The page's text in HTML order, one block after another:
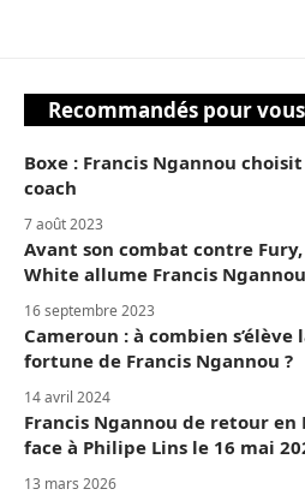
Recommandés pour vous
Boxe : Francis Ngannou
coach
7 août 2023
Avant son combat contre Fury,
White allume Francis Ngannou
16 septembre 2023
Cameroun : à combien s’élève
fortune de Francis Ngannou ?
14 avril 2024
Francis Ngannou de retour en
face à Philipe Lins le 16 mai
13 mars 2026